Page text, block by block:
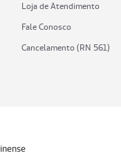
Loja de Atendimento
Fale Conosco
Cancelamento (RN 561)